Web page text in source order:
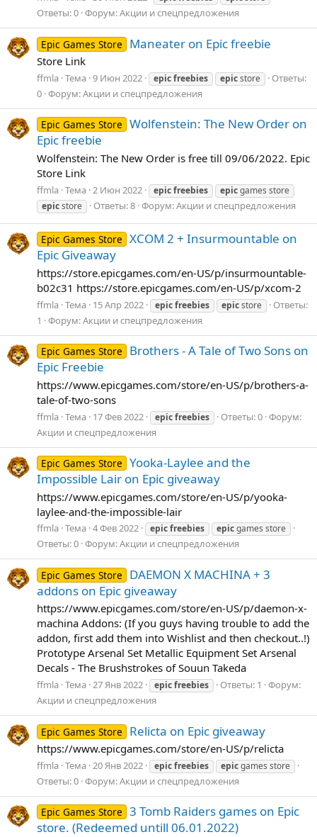
Ответы: 0 Форум:Акции и спецпредложения
Epic Games Store Maneater on Epic freebie
Store Link
ffmla Тема 9 Июн 2022 epicfreebies epicstore
Ответы:
0 Форум:Акции и спецпредложения
Epic Games Store Wolfenstein: The New Order on
Epic freebie
Wolfenstein: The New Order is free till 09/06/2022. Epic
Store Link
ffmla Тема 2 Июн 2022 epicfreebies epicgames store
epicstore Ответы: 8 Форум:Акции и спецпредложения
Epic Games Store XCOM 2 + Insurmountable on
Epic Giveaway
https://store.epicgames.com/en-US/p/insurmountable-
b02c31 https://store.epicgames.com/en-US/p/xcom-2
ffmla Тема 15 Апр 2022 epicfreebies epicstore
Ответы:
1
Форум:Акции и спецпредложения
Epic Games Store
Brothers - A Tale of Two Sons on
Epic Freebie
https://www.epicgames.com/store/en-US/p/brothers-a-
tale-of-two-sons
ffmla Тема 17 Фев 2022 epicfreebies Ответы: 0 Форум:
Акции и спецпредложения
Epic Games Store Yooka-Laylee and the
Impossible Lair on Epic giveaway
https://www.epicgames.com/store/en-US/p/yooka-
laylee-and-the-impossible-lair
ffmla Тема 4 Фев 2022 epicfreebies epicgames store
Ответы: 0 Форум:Акции и спецпредложения
Epic Games Store
DAEMON X MACHINA + 3
addons on Epic giveaway
https://www.epicgames.com/store/en-US/p/daemon-x-
machina Addons: (If you guys having trouble to add the
addon, first add them into Wishlist and then checkout..!)
Prototype Arsenal Set Metallic Equipment Set Arsenal
Decals - The Brushstrokes of Souun Takeda
ffmla Тема 27 Янв 2022 epicfreebies Ответы: 1
Форум:
Акции и спецпредложения
Epic Games Store Relicta on Epic giveaway
https://www.epicgames.com/store/en-US/p/relicta
ffmla Тема 20 Янв 2022 epicfreebies epicgames store
Ответы: 0 Форум:Акции и спецпредложения
Epic Games Store 3 Tomb Raiders games on Epic
store. (Redeemed untill 06.01.2022)